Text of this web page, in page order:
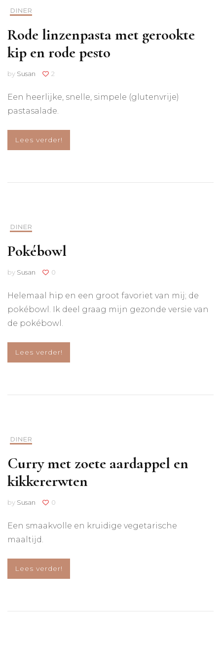
DINER
Rode linzenpasta met gerookte
kip en rode pesto
by Susan 2
Een heerlijke, snelle, simpele (glutenvrije)
pastasalade.
Lees verder!
DINER
Pokébowl
by Susan 0
Helemaal hip en een groot favoriet van mij; de
pokébowl. Ik deel graag mijn gezonde versie van
de pokébowl.
Lees verder!
DINER
Curry met zoete aardappel en
kikkererwten
by Susan 0
Een smaakvolle en kruidige vegetarische
maaltijd.
Lees verder!